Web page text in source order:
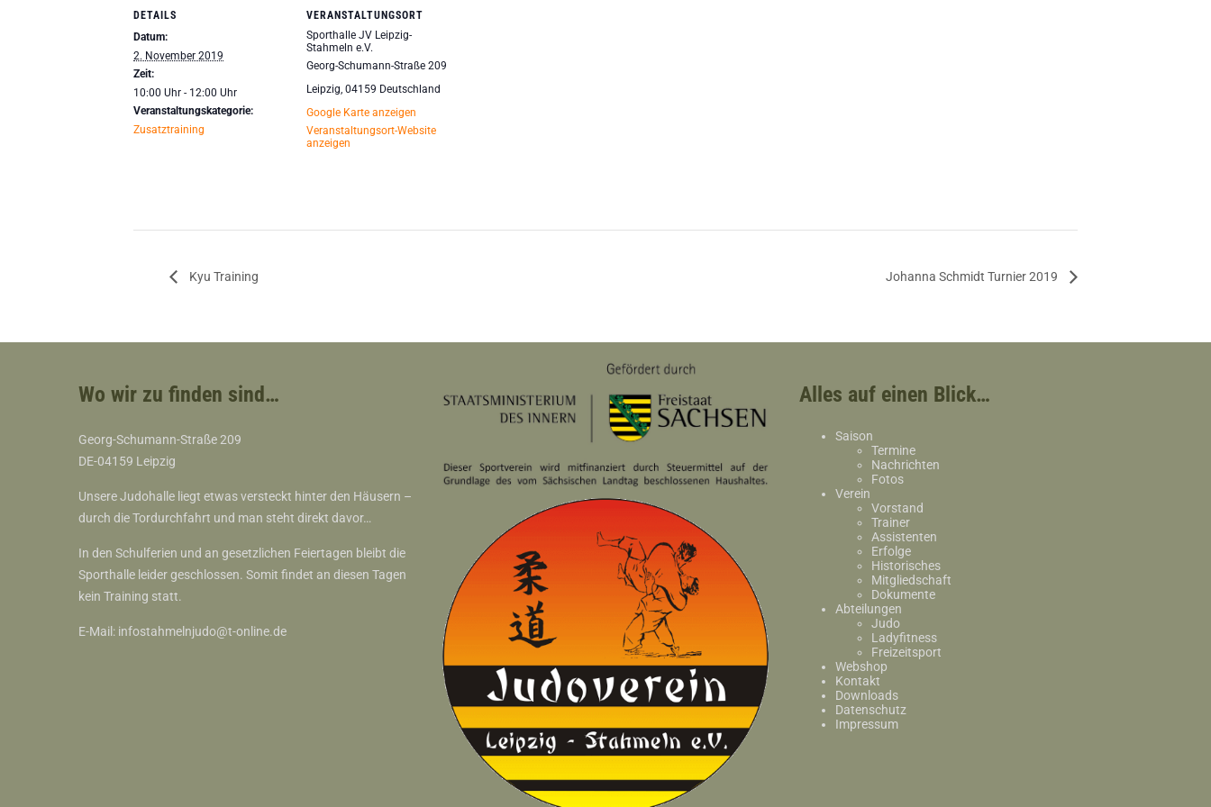
DETAILS
Datum:
2. November 2019
Zeit:
10:00 Uhr - 12:00 Uhr
Veranstaltungskategorie:
Zusatztraining
VERANSTALTUNGSORT
Sporthalle JV Leipzig-
Stahmeln e.V.
Georg-Schumann-Straße 209
Leipzig, 04159 Deutschland
Google Karte anzeigen
Veranstaltungsort-Website
anzeigen
Kyu Training Johanna Schmidt Turnier 2019
Wo wir zu finden sind…
Georg-Schumann-Straße 209
DE-04159 Leipzig
Unsere Judohalle liegt etwas versteckt hinter den Häusern –
durch die Tordurchfahrt und man steht direkt davor…
In den Schulferien und an gesetzlichen Feiertagen bleibt die
Sporthalle leider geschlossen. Somit findet an diesen Tagen
kein Training statt.
E-Mail: infostahmelnjudo@t-online.de
Alles auf einen Blick…
Saison
Termine
Nachrichten
Fotos
Verein
Vorstand
Trainer
Assistenten
Erfolge
Historisches
Mitgliedschaft
Dokumente
Abteilungen
Judo
Ladyfitness
Freizeitsport
Webshop
Kontakt
Downloads
Datenschutz
Impressum